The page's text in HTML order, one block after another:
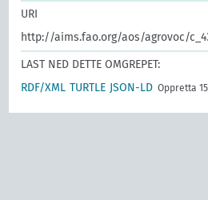
URI
http://aims.fao.org/aos/agrovoc/
LAST NED DETTE OMGREPET:
RDF/XML TURTLE JSON-LD Oppretta